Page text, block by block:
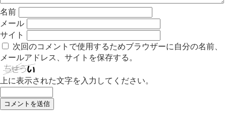
名前
メール
サイト
次回のコメントで使用するためブラウザーに自分の名前、
メールアドレス、サイトを保存する。
上に表示された文字を入力してください。